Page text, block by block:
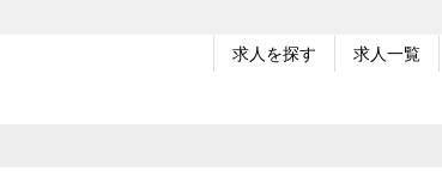
求人を探す 求人一覧